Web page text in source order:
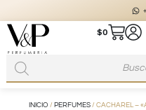
+56 9 3877 3738
$0
INICIO / PERFUMES/ CACHAREL –